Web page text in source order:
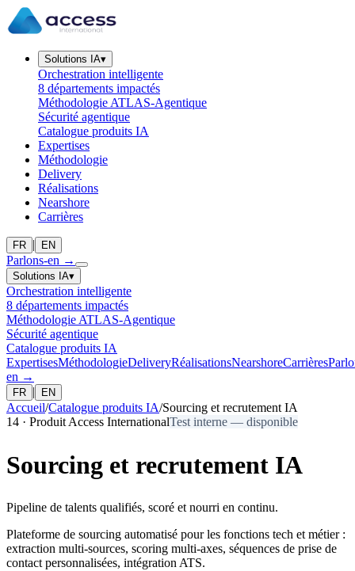
Solutions IA▾
Orchestration intelligente
8 départements impactés
Méthodologie ATLAS-Agentique
Sécurité agentique
Catalogue produits IA
Expertises
Méthodologie
Delivery
Réalisations
Nearshore
Carrières
FR | EN
Parlons-en →
Solutions IA▾
Orchestration intelligente
8 départements impactés
Méthodologie ATLAS-Agentique
Sécurité agentique
Catalogue produits IA
ExpertisesMéthodologieDeliveryRéalisationsNearshoreCarrières
en →
FR | EN
Accueil/Catalogue produits IA/Sourcing et recrutement IA
14 · Produit Access InternationalTest interne — disponible
Sourcing et recrutement IA
Pipeline de talents qualifiés, scoré et nourri en continu.
Plateforme de sourcing automatisé pour les fonctions tech et métier :
extraction multi-sources, scoring multi-axes, séquences de prise de
contact personnalisées, intégration ATS.